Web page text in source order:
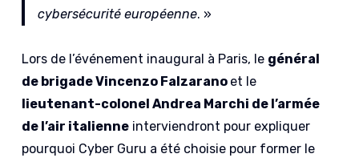
cybersécurité européenne. »
Lors de l’événement inaugural à Paris, le général
de brigade Vincenzo Falzarano et le
lieutenant-colonel Andrea Marchi de l’armée
de l’air italienne interviendront pour expliquer
pourquoi Cyber Guru a été choisie pour former le